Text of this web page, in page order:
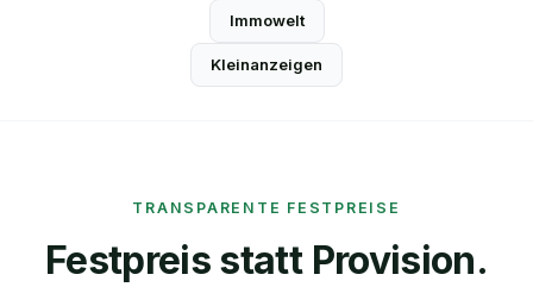
Immowelt
Kleinanzeigen
TRANSPARENTE FESTPREISE
Festpreis statt Provision.